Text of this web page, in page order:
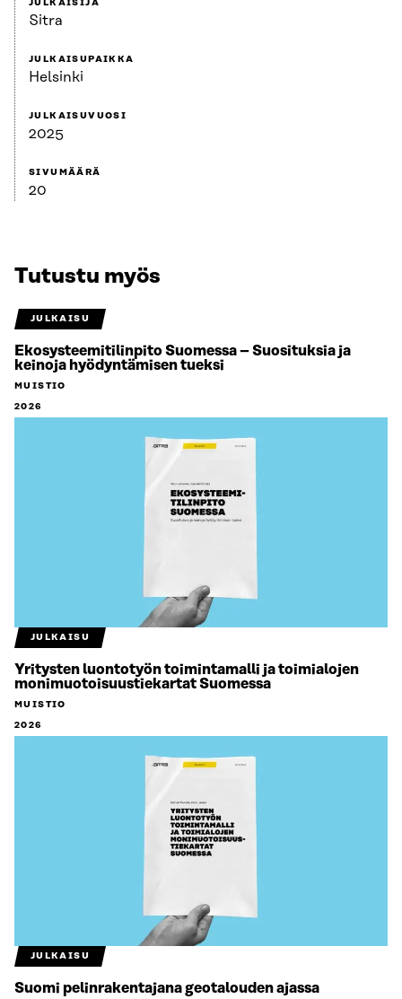
JULKAISIJA
Sitra
JULKAISUPAIKKA
Helsinki
JULKAISUVUOSI
2025
SIVUMÄÄRÄ
20
Tutustu myös
JULKAISU
Ekosysteemitilinpito Suomessa – Suosituksia ja
keinoja hyödyntämisen tueksi
MUISTIO
2026
JULKAISU
Yritysten luontotyön toimintamalli ja toimialojen
monimuotoisuustiekartat Suomessa
MUISTIO
2026
JULKAISU
Suomi pelinrakentajana geotalouden ajassa